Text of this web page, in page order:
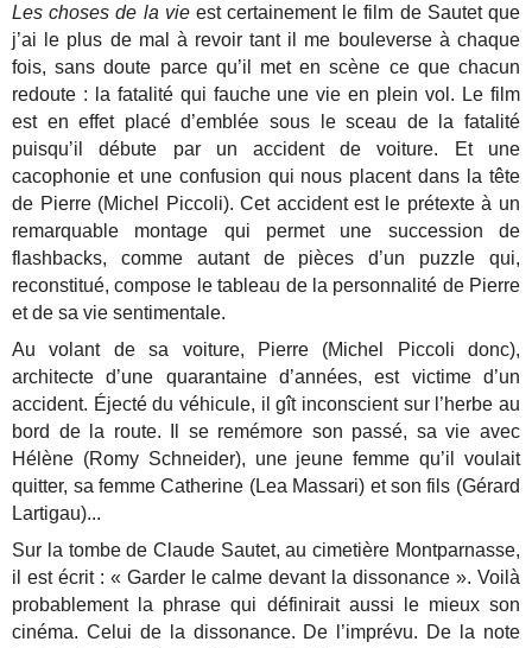
Les choses de la vieest certainement le film de Sautet que
j’ai le plus de mal à revoir tant il me bouleverse à chaque
fois, sans doute parce qu’il met en scène ce que chacun
redoute : la fatalité qui fauche une vie en plein vol. Le film
est en effet placé d’emblée sous le sceau de la fatalité
puisqu’il débute par un accident de voiture. Et une
cacophonie et une confusion qui nous placent dans la tête
de Pierre (Michel Piccoli). Cet accident est le prétexte à un
remarquable montage qui permet une succession de
flashbacks, comme autant de pièces d’un puzzle qui,
reconstitué, compose le tableau de la personnalité de Pierre
et de sa vie sentimentale.
Au volant de sa voiture, Pierre (Michel Piccoli donc),
architecte d’une quarantaine d’années, est victime d’un
accident. Éjecté du véhicule, il gît inconscient sur l’herbe au
bord de la route. Il se remémore son passé, sa vie avec
Hélène (Romy Schneider), une jeune femme qu’il voulait
quitter, sa femme Catherine (Lea Massari) et son fils (Gérard
Lartigau)...
Sur la tombe de Claude Sautet, au cimetière Montparnasse,
il est écrit : « Garder le calme devant la dissonance ». Voilà
probablement la phrase qui définirait aussi le mieux son
cinéma. Celui de la dissonance. De l’imprévu. De la note